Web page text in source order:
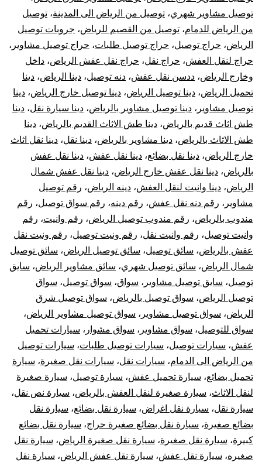
توصيل مشاوير شهري، توصيل من الرياض الى المدينة، توصيل
من الرياض للدمام، توصيل من القصيم للرياض، جروبات توصيل
الرياض، حراج توصيل، حراج توصيل طلبات، حراج توصيل مشاوير ،
حراج لنقل العفش، حراج نقل، حراج نقل عفش الرياض، داخل
وخارج الرياض، ددسن نقل عفش، دنه توصيل، دينا الرياض، دينا
تحميل الرياض، دينا توصيل الرياض، دينا توصيل خارج الرياض، دينا
توصيل مشاوير ، دينا توصيل مشاوير بالرياض، دينا سيارة نقل، دينا
طش اثاث قديم بالرياض، دينا طش الاثاث القديم بالرياض، دينا
طش الاثاث بالرياض، دينا مشاوير بالرياض، دينا نقل، دينا نقل اثاث
خارج الرياض، دينا نقل بضائع، دينا نقل عفش، دينا نقل عفش
بالرياض، دينا نقل عفش خارج الرياض، دينا نقل عفش شمال
الرياض، دينا وانيت لنقل العفش، دينه الرياض، رقم توصيل
مشاوير ، رقم دنه نقل عفش، رقم دينه، رقم سواق توصيل، رقم
مندوب بالرياض، رقم مندوب توصيل الرياض، رقم وانيت، رقم
وانيت توصيل، رقم وانيت نقل، رقم ونيت توصيل، رقم ونيت نقل
عفش بالرياض، سائق توصيل، سائق توصيل الرياض، سائق توصيل
شمال الرياض، سائق توصيل شهري، سائق مشاوير الرياض، سايق
توصيل، سايق توصيل مشاوير ، سواق، سواق توصيل، سواق
توصيل الرياض، سواق توصيل بالرياض، سواق توصيل شرق
الرياض، سواق توصيل مشاوير ، سواق توصيل مشاوير الرياض،
سواق للتوصيل، سواق مشاوير ، سواق مشوار ، سيارات تحميل
عفش، سيارات توصيل، سيارات توصيل طلبات، سيارات توصيل
من الرياض الى الدمام، سيارات نقل، سيارات نقل صغيرة، سيارة
تحميل بضائع، سيارة تحميل عفش، سيارة توصيل، سيارة صغيرة
لنقل الاثاث، سيارة صغيرة لنقل العفش بالرياض، سيارة نص نقل،
سيارة نقل، سيارة نقل اغراض، سيارة نقل بضائع، سيارة نقل
بضائع صغيرة، سيارة نقل بضائع صغيرة حراج، سيارة نقل بضائع
كبيرة، سيارة نقل صغيرة، سيارة نقل صغيرة الرياض، سيارة نقل
صغيره، سيارة نقل عفش، سيارة نقل عفش الرياض، سيارة نقل